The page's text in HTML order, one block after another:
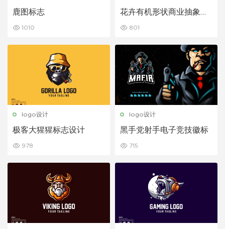
鹿图标志
1010
花卉有机形状商业抽象易
801
logo设计
极客大猩猩标志设计
978
logo设计
黑手党射手电子竞技徽标
715